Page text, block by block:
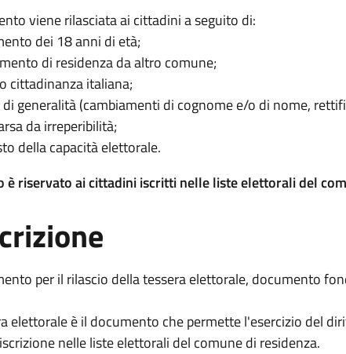
viene rilasciata ai cittadini a seguito di:
dei 18 anni di età;
di residenza da altro comune;
cittadinanza italiana;
generalità (cambiamenti di cognome e/o di nome,
da irreperibilità;
della capacità elettorale.
è riservato ai cittadini iscritti nelle liste elettorali del
per il rilascio della tessera elettorale, documento
elettorale è il documento che permette l'esercizio del
nelle liste elettorali del comune di residenza.